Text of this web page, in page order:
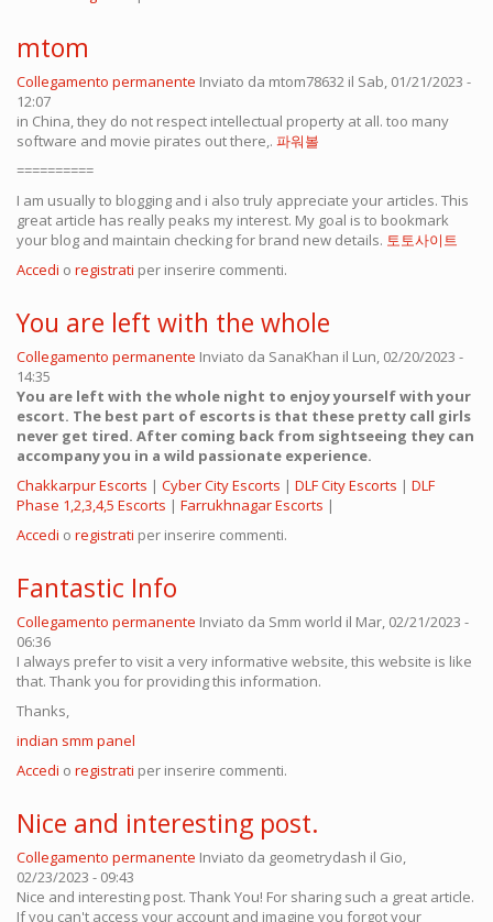
mtom
Collegamento permanente Inviato da mtom78632 il Sab, 01/21/2023 -
12:07
in China, they do not respect intellectual property at all. too many
software and movie pirates out there,. 파워볼
==========
I am usually to blogging and i also truly appreciate your articles. This
great article has really peaks my interest. My goal is to bookmark
your blog and maintain checking for brand new details. 토토사이트
Accedi o registrati per inserire commenti.
You are left with the whole
Collegamento permanente Inviato da SanaKhan il Lun, 02/20/2023 -
14:35
You are left with the whole night to enjoy yourself with your
escort. The best part of escorts is that these pretty call girls
never get tired. After coming back from sightseeing they can
accompany you in a wild passionate experience.
Chakkarpur Escorts | Cyber City Escorts | DLF City Escorts | DLF
Phase 1,2,3,4,5 Escorts | Farrukhnagar Escorts |
Accedi o registrati per inserire commenti.
Fantastic Info
Collegamento permanente Inviato da Smm world il Mar, 02/21/2023 -
06:36
I always prefer to visit a very informative website, this website is like
that. Thank you for providing this information.
Thanks,
indian smm panel
Accedi o registrati per inserire commenti.
Nice and interesting post.
Collegamento permanente Inviato da geometrydash il Gio,
02/23/2023 - 09:43
Nice and interesting post. Thank You! For sharing such a great article.
If you can't access your account and imagine you forgot your